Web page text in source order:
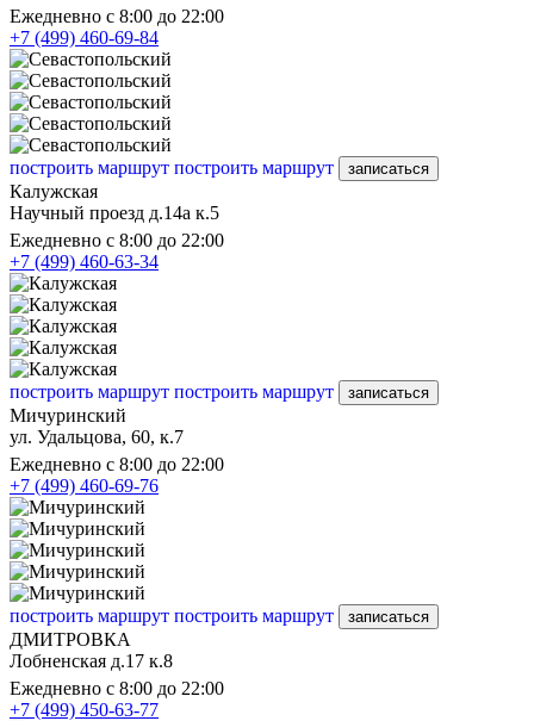
Ежедневно с 8:00 до 22:00
+7 (499) 460-69-84
построить маршрут построить маршрут записаться
Калужская
Научный проезд д.14а к.5
Ежедневно с 8:00 до 22:00
+7 (499) 460-63-34
построить маршрут построить маршрут записаться
Мичуринский
ул. Удальцова, 60, к.7
Ежедневно с 8:00 до 22:00
+7 (499) 460-69-76
построить маршрут построить маршрут записаться
ДМИТРОВКА
Лобненская д.17 к.8
Ежедневно с 8:00 до 22:00
+7 (499) 450-63-77